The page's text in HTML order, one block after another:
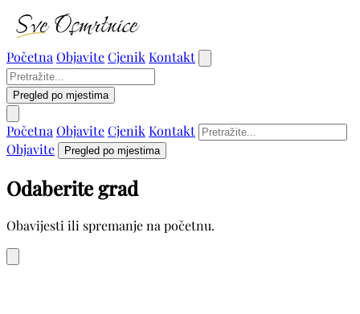
Početna ObjaviteCjenik Kontakt
Pregled po mjestima
Početna ObjaviteCjenik Kontakt
Objavite
Pregled po mjestima
Odaberite grad
Obavijesti ili spremanje na početnu.